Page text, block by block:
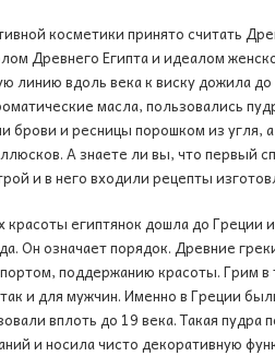
косметики принято считать
Древнего Египта и идеалом
линию вдоль века к виску дожила
масла, пользовались
брови и ресницы порошком из угля,
А знаете ли вы, что первый
и в него входили рецепты
красоты египтянок дошла до
Он означает порядок. Древние
поддержанию красоты. Грим
и для мужчин. Именно в Греции
вплоть до 19 века. Такая
и носила чисто декоративную